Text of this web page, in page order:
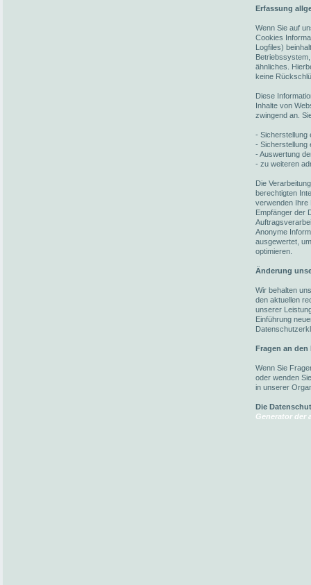
Erfassung
Wenn Sie auf
Cookies
Logfiles)
ähnliches.
keine
Diese
Inhalte von
zwingend an.
- Sicherstellung
- Sicherstellung
- Auswertung
- zu weiteren
Die
berechtigten
verwenden Ihre
Empfänger der
Anonyme
ausgewertet,
optimieren.
Änderung
Wir behalten
den aktuellen
unserer
Einführung
Fragen an
Wenn Sie
oder wenden
in unserer
Die
Generator der